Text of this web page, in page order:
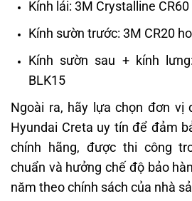
Kính lái: 3M Crystalline
Kính sườn trước: 3M CR20
Kính sườn sau + kính
BLK15
Ngoài ra, hãy lựa chọn đơn vị
Hyundai Creta uy tín để đảm
chính hãng, được thi công
chuẩn và hưởng chế độ bảo
năm theo chính sách của nhà